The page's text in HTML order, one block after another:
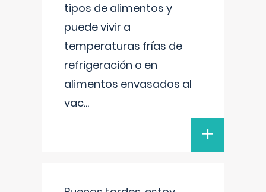
tipos de alimentos y
puede vivir a
temperaturas frías de
refrigeración o en
alimentos envasados al
vac...
+